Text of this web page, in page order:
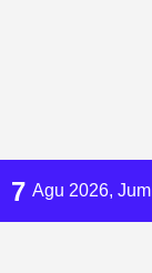
7 Agu 2026, Jum